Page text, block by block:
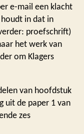
e-mail een klacht
in dat in
proefschrift)
het werk van
om Klagers
van hoofdstuk
uit de paper 1 van
zes